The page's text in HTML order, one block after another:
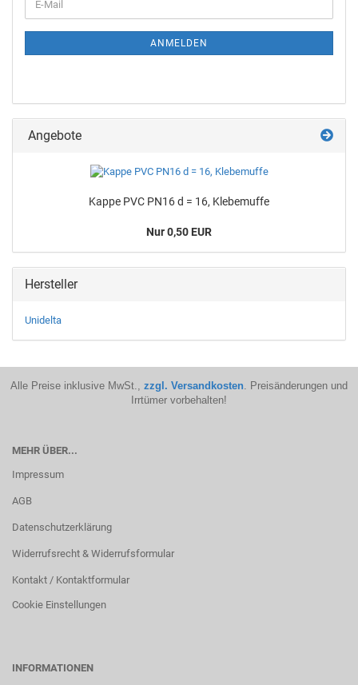
ANMELDEN
Angebote
Kappe PVC PN16 d = 16, Kle­be­muf­fe
Nur 0,50 EUR
Hersteller
Unidelta
Alle Preise inklusive MwSt., zzgl. Versandkosten. Preisänderungen und
Irrtümer vorbehalten!
MEHR ÜBER...
Impressum
AGB
Datenschutzerklärung
Widerrufsrecht & Widerrufsformular
Kontakt / Kontaktformular
Cookie Einstellungen
INFORMATIONEN